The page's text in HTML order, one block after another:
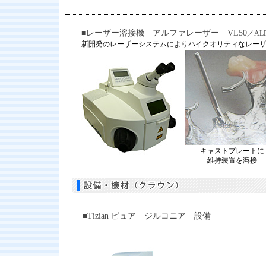
■レーザー溶接機 アルファレーザー VL50／
新開発のレーザーシステムによりハイクオリティなレー
キャストプレートに
維持装置を溶接
■Tizian ピュア ジルコニア 設備